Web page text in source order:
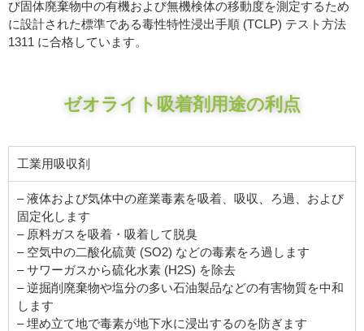
び固体廃棄物中の有機および無機検体の移動度を測定するため
に設計された標準である毒性特性浸出手順 (TCLP) テスト方法
1311 に合格しています。
ゼオライト吸着剤用途の利点
工業用吸収剤
– 液体および気体中の産業毒素を吸着、吸収、ろ過、および
固定化します
– 原料ガスを吸着・吸着して脱臭
– 空気中の二酸化硫黄 (SO2) などの毒素をろ過します
– サワーガスから硫化水素 (H2S) を除去
– 逆掘削廃棄物や塩分の多い石油製品などの有害物質を中和
します
– 埋め立て地で毒素が地下水に浸出するのを防ぎます